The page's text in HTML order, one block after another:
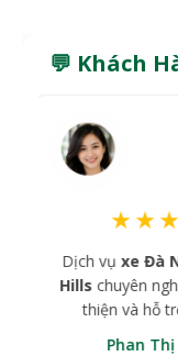
💬 Khách
Dịch vụxe Đà
Hillschuyên
thiện và hỗ
Phan Thị